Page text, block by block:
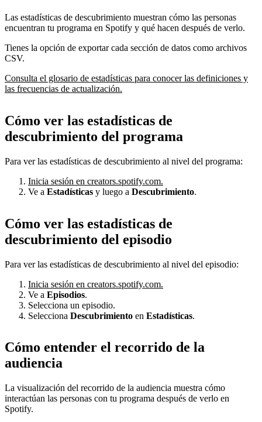
Las estadísticas de descubrimiento muestran cómo las personas
encuentran tu programa en Spotify y qué hacen después de verlo.
Tienes la opción de exportar cada sección de datos como archivos
CSV.
Consulta el glosario de estadísticas para conocer las definiciones y
las frecuencias de actualización.
Cómo ver las estadísticas de
descubrimiento del programa
Para ver las estadísticas de descubrimiento al nivel del programa:
Inicia sesión en creators.spotify.com.
Ve a Estadísticas y luego a Descubrimiento.
Cómo ver las estadísticas de
descubrimiento del episodio
Para ver las estadísticas de descubrimiento al nivel del episodio:
Inicia sesión en creators.spotify.com.
Ve a Episodios.
Selecciona un episodio.
Selecciona Descubrimiento en Estadísticas.
Cómo entender el recorrido de la
audiencia
La visualización del recorrido de la audiencia muestra cómo
interactúan las personas con tu programa después de verlo en
Spotify.